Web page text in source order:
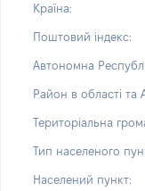
Країна:
Поштовий індекс:
Автономна
Район в області та
Територіальна
Тип населеного
Населений пункт: